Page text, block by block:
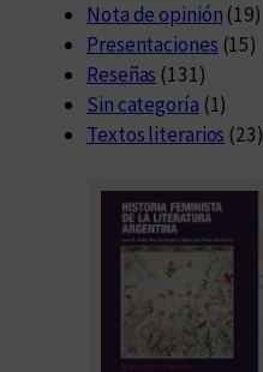
Nota de opinión (19)
Presentaciones (15)
Reseñas (131)
Sin categoría (1)
Textos literarios (23)